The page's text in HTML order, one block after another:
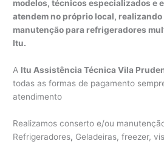
modelos, técnicos especializados e
atendem no próprio local,
manutenção para refrigeradores
Itu.
A Itu Assistência Técnica Vila
todas as formas de pagamento
atendimento
Realizamos conserto e/ou
Refrigeradores, Geladeiras, freezer,